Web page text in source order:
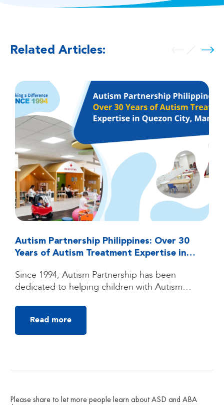
Related Articles:
Autism Partnership Philippines: Over 30
Years of Autism Treatment Expertise in
Since 1994, Autism Partnership has been
dedicated to helping children with Autism
autism treatment. Founded by clinicians trained
under the groundbreaking UCLA Young Autism
Read more
Please share to let more people learn about ASD and ABA